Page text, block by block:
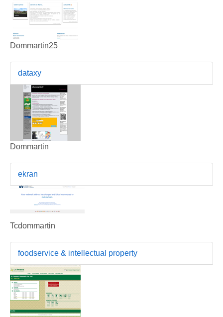
Dommartin25
dataxy
Dommartin
ekran
Tcdommartin
foodservice & intellectual property